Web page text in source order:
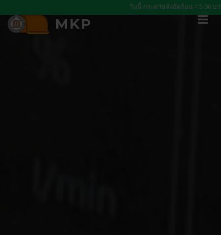
วันนี้ กระดาษลังอัดก้อน = 5.00 บา
MKP